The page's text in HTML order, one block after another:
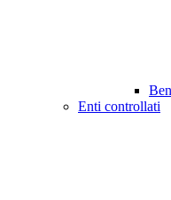
Enti controllati